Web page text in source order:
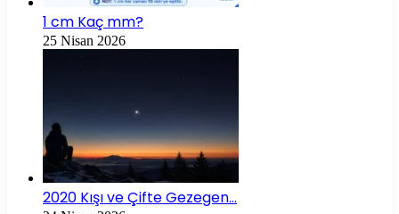
1 cm Kaç mm?
25 Nisan 2026
2020 Kışı ve Çifte Gezegen…